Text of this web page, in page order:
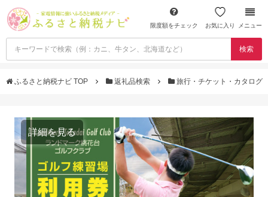
限度額をチェック お気に入り メニュー
検索
ふるさと納税ナビ TOP 返礼品検索 旅行・チケット・カタログ
詳細を見る